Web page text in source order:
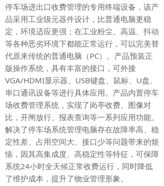
停车场进出口收费管理的专用终端设备，该产
品采用工业级元器件设计，比普通电脑更稳
定，环境适应更强；在工业粉尘、高温、抖动
等各种恶劣环境下都能正常运行，可以完美替
代原来传统的普通电脑（PC）。产品预装正
版操作系统，具有丰富的接口，可外接
VGA/HDMI显示器、USB键盘、鼠标、U盘、
串口通讯设备等进行具体应用。产品内置停车
场收费管理系统，实现了岗亭收费、图像对
比，开闸放行、报表查询等一系列应用功能。
解决了停车场系统管理电脑存在故障率高、稳
定性差、占用空间大、接口少等问题带来的烦
恼，因其高集成度、高稳定性等特征，可保障
系统24小时全天候正常收费运行，同时降低
了维护成本，提升了物业管理形象。